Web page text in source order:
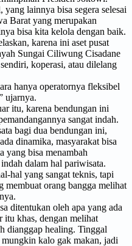
lainnya bisa segera selesai
Barat yang merupakan
bisa kita kelola dengan baik.
karena ini aset pusat
Sungai Ciliwung Cisadane
koperasi, atau dilelang
hanya operatornya fleksibel
ujarnya.
itu, karena bendungan ini
sangat indah.
bagi dua bendungan ini,
dinamika, masyarakat bisa
yang bisa menambah
dalam hal pariwisata.
hal yang sangat teknis, tapi
membuat orang bangga melihat
ditentukan oleh apa yang ada
khas, dengan melihat
dianggap healing. Tinggal
kalo gak makan, jadi